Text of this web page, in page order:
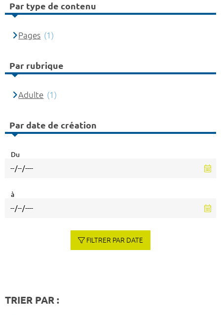
Par type de contenu
Pages (1)
Par rubrique
Adulte (1)
Par date de création
Du
à
FILTRER PAR DATE
TRIER PAR :